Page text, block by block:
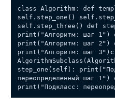
class Algorithm: def
self.step_one()
self.step_three() def
print("Алгоритм: шаг
print("Алгоритм: шаг
print("Алгоритм: шаг
step_one(self):
переопределенный шаг
print("Подкласс: